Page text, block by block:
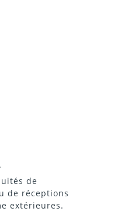
de
de réceptions
extérieures.